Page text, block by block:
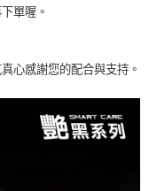
單喔。
心感謝您的配合與支持。